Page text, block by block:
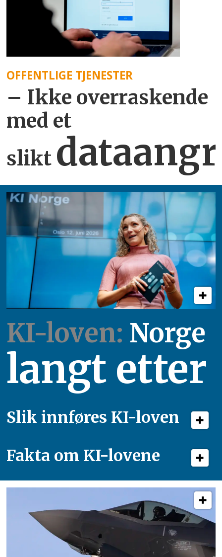
OFFENTLIGE TJENESTER
– Ikke overraskende
med et
slikt
KI-loven: Norge
langt etter
Slik innføres KI-loven
Fakta om KI-lovene